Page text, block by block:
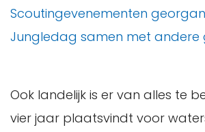
Scoutingevenementen
Jungledag samen met andere
Ook landelijk is er van alles te
vier jaar plaatsvindt voor